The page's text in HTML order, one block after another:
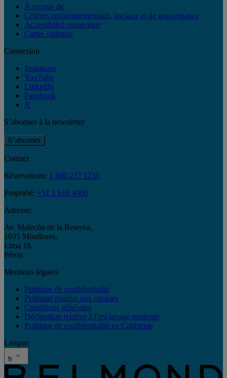
À propos de
Critères environnementaux, sociaux et de gouvernance
Accessibilité numérique
Cartes cadeaux
Connexion
Instagram
YouTube
LinkedIn
Facebook
X
S’abonner à la newsletter
S’abonner
Contact
Réservations: 1 800 237 1236
Propriété: +51 1 610 4000
Adresse:
Av. Malecón de la Reserva,
1035 Miraflores,
Lima 18,
Pérou
Mentions légales
Politique de confidentialité
Politique relative aux cookies
Conditions générales
Déclaration relative à l’esclavage moderne
Politique de confidentialité en Californie
Langue:
fr